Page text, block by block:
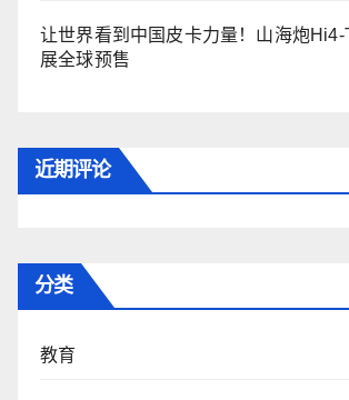
让世界看到中国皮卡力量！山海炮Hi4-
展全球预售
近期评论
分类
教育